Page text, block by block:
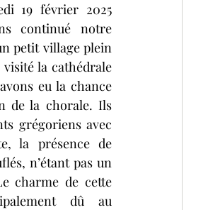
et sociales STMG
19 février 2025
continué notre
petit village plein
la cathédrale
eu la chance
de la chorale. Ils
grégoriens avec
la présence de
n’étant pas un
charme de cette
dû au